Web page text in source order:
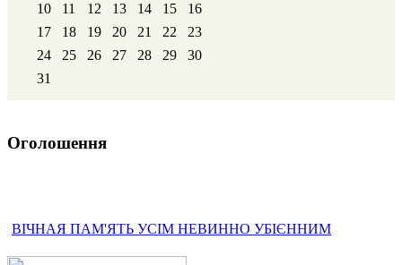
10
11 12 13 14 15
16
17
18 19 20 21 22
23
24
25 26 27 28 29
30
31
Оголошення
ВІЧНАЯ ПАМ'ЯТЬ УСІМ НЕВИННО УБІЄННИМ